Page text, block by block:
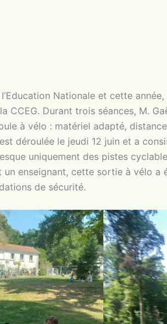
Nationale et cette
Durant trois séances, M.
à vélo : matériel adapté,
déroulée le jeudi 12 juin et a
uniquement des pistes
enseignant, cette sortie à vélo a
de sécurité.